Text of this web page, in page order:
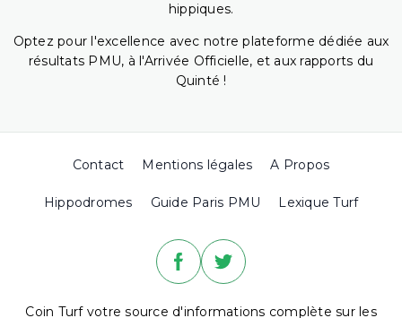
hippiques.
Optez pour l'excellence avec notre plateforme dédiée aux
résultats PMU, à l'Arrivée Officielle, et aux rapports du
Quinté !
Contact Mentions légales A Propos
Hippodromes Guide Paris PMU Lexique Turf
Coin Turf votre source d'informations complète sur les